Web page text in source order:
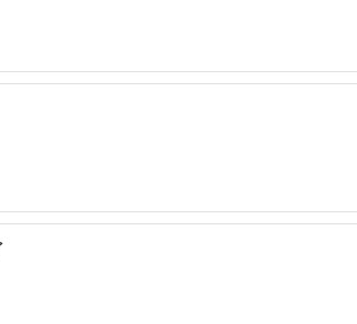
させていただきますのでご承知おきくださいませ。